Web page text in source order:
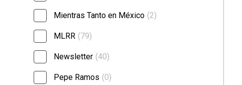
Mientras Tanto en México (2)
MLRR (79)
Newsletter (40)
Pepe Ramos (0)